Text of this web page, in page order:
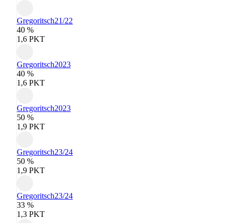
Gregoritsch21/22
40 %
1,6 PKT
Gregoritsch2023
40 %
1,6 PKT
Gregoritsch2023
50 %
1,9 PKT
Gregoritsch23/24
50 %
1,9 PKT
Gregoritsch23/24
33 %
1,3 PKT